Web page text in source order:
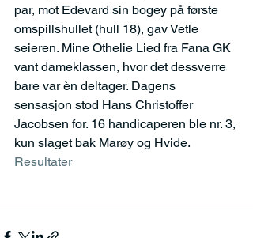
par, mot Edevard sin bogey på første
omspillshullet (hull 18), gav Vetle
seieren. Mine Othelie Lied fra Fana GK
vant dameklassen, hvor det dessverre
bare var èn deltager. Dagens
sensasjon stod Hans Christoffer
Jacobsen for. 16 handicaperen ble nr. 3,
kun slaget bak Marøy og Hvide.
Resultater